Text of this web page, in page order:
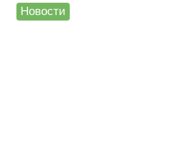
Новости